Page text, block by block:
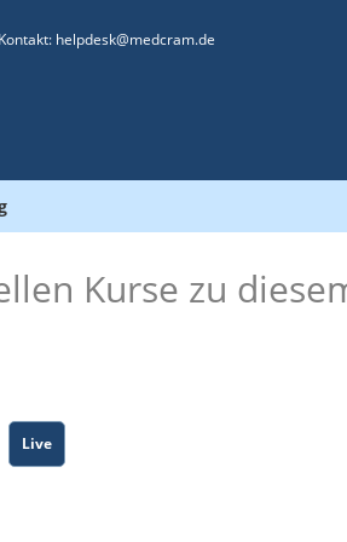
Kontakt: helpdesk@medcram.de
Kurse zu
Live